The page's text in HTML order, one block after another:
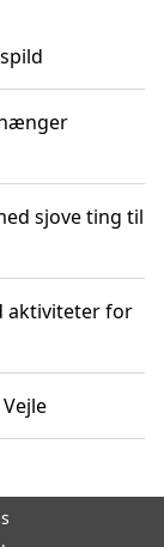
sjove ting til
aktiviteter for